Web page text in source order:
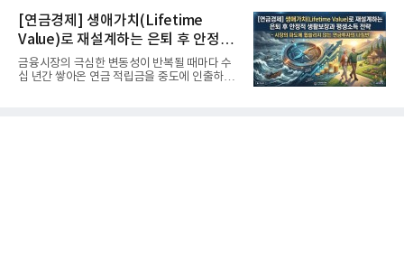
[연금경제] 생애가치(Lifetime
Value)로 재설계하는 은퇴 후 안정적
생활보장과 평생소득 전략
금융시장의 극심한 변동성이 반복될 때마다 수
십 년간 쌓아온 연금 적립금을 중도에 인출하거